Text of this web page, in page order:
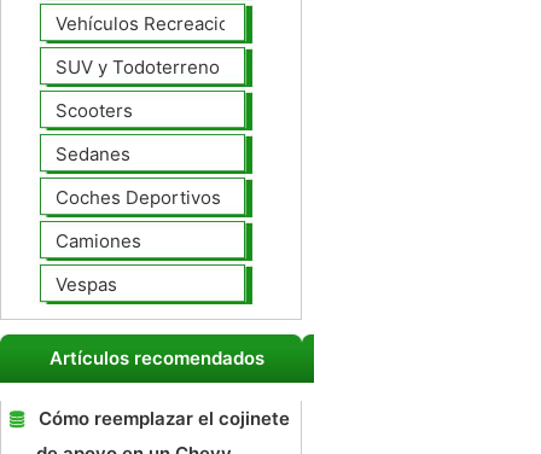
Vehículos Recreacionales
SUV y Todoterreno
Scooters
Sedanes
Coches Deportivos
Camiones
Vespas
Artículos recomendados
Cómo reemplazar el cojinete